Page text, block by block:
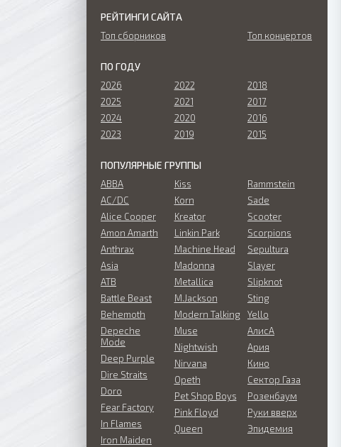
РЕЙТИНГИ САЙТА
Топ сборников Топ концертов
ПО ГОДУ
2026
2025
2024
2023
2022
2021
2020
2019
2018
2017
2016
2015
ПОПУЛЯРНЫЕ ГРУППЫ
ABBA
AC/DC
Alice Cooper
Amon Amarth
Anthrax
Asia
ATB
Battle Beast
Behemoth
Depeche
Mode
Deep Purple
Dire Straits
Doro
Fear Factory
In Flames
Iron Maiden
Kiss
Korn
Kreator
Linkin Park
Machine Head
Madonna
Metallica
M.Jackson
Modern Talking
Muse
Nightwish
Nirvana
Opeth
Pet Shop Boys
Pink Floyd
Queen
Rammstein
Sade
Scooter
Scorpions
Sepultura
Slayer
Slipknot
Sting
Yello
АлисА
Ария
Кино
Сектор Газа
Розенбаум
Руки вверх
Эпидемия